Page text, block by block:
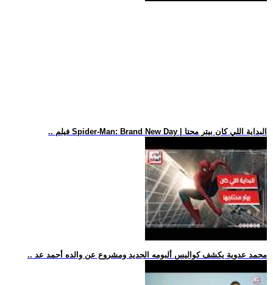
.. فيلم Spider-Man: Brand New Day | البداية اللي كان بيتر محتا
.. محمد عدوية يكشف كواليس ألبومه الجديد ومشروع عن والده أحمد عد